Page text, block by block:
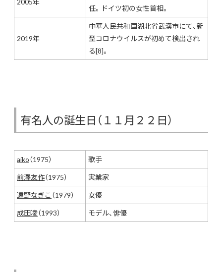
任。ドイツ初の女性首相。
2019年
中華人民共和国湖北省武漢市にて、新
型コロナウイルスが初めて検出され
る[8]。
有名人の誕生日（１１月２２日）
aiko（1975）
歌手
前澤友作（1975）
実業家
遠野なぎこ （1979）
女優
成田凌（1993） モデル、俳優